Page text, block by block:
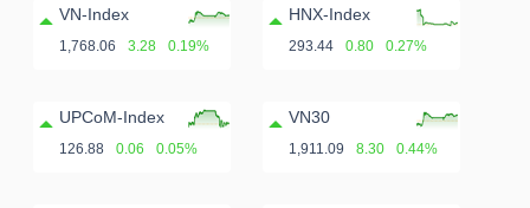
VN-Index
1,768.06 3.28 0.19%
HNX-Index
293.44 0.80 0.27%
UPCoM-Index
126.88 0.06 0.05%
VN30
1,911.09 8.30 0.44%